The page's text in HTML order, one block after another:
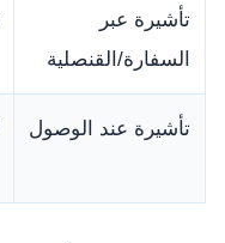
تأشيرة عبر
السفارة/القنصلية
تأشيرة عند الوصول